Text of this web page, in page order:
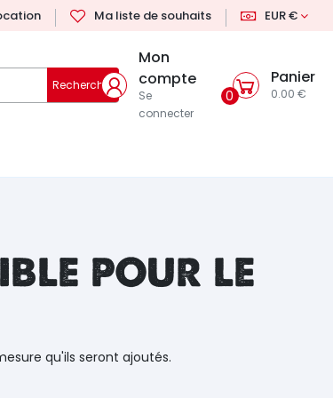
Ma liste de souhaits EUR €
Rechercher
Mon
compte
Se
connecter
0
Panier
0.00 €
pour le
qu'ils seront ajoutés.